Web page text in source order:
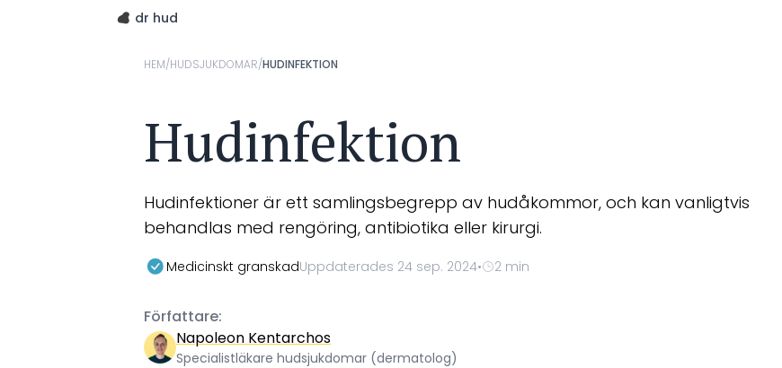
dr hud
HEM/HUDSJUKDOMAR/HUDINFEKTION
Hudinfektion
Hudinfektioner är ett samlingsbegrepp av hudåkommor, och kan vanligtvis
behandlas med rengöring, antibiotika eller kirurgi.
Medicinskt granskadUppdaterades 24 sep. 2024• 2 min
Författare:
Napoleon Kentarchos
Specialistläkare hudsjukdomar (dermatolog)